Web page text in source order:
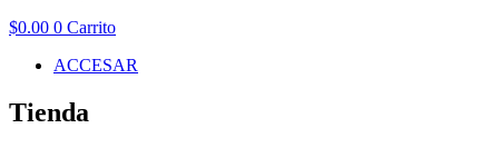
$0.00 0 Carrito
ACCESAR
Tienda